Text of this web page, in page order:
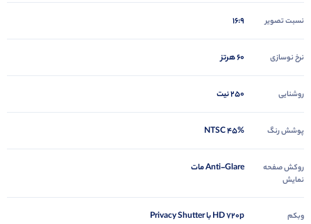
نسبت تصویر 16:9
نرخ نوسازی 60 هرتز
روشنایی 250 نیت
پوشش رنگ 45% NTSC
روکش صفحه
نمایش
Anti-Glare مات
وبکم HD 720p با Privacy Shutter